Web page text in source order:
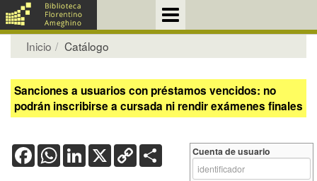
Inicio Catálogo
Sanciones a usuarios con préstamos vencidos: no
podrán inscribirse a cursada ni rendir exámenes finales
FacebookWhatsApp
LinkedIn
X Copy
Link
Cuenta de usuario